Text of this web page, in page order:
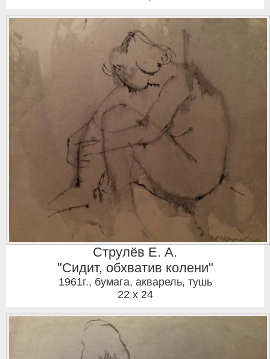
Струлёв Е. А.
"Сидит, обхватив колени"
1961г., бумага, акварель, тушь
22 x 24